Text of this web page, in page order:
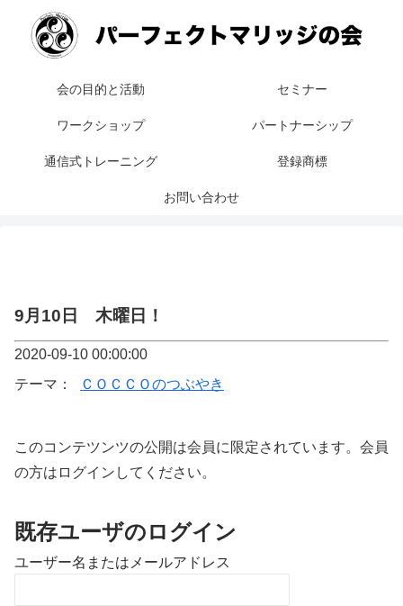
会の目的と活動 セミナー
ワークショップ パートナーシップ
通信式トレーニング 登録商標
お問い合わせ
9月10日 木曜日！
2020-09-10 00:00:00
テーマ：
ＣＯＣＣＯのつぶやき
このコンテツンツの公開は会員に限定されています。会員
の方はログインしてください。
既存ユーザのログイン
ユーザー名またはメールアドレス